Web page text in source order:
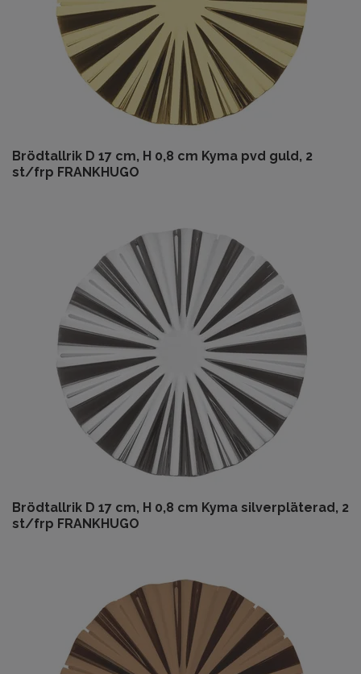
Brödtallrik D 17 cm, H 0,8 cm Kyma pvd guld, 2
st/frp FRANKHUGO
Brödtallrik D 17 cm, H 0,8 cm Kyma silverpläterad, 2
st/frp FRANKHUGO